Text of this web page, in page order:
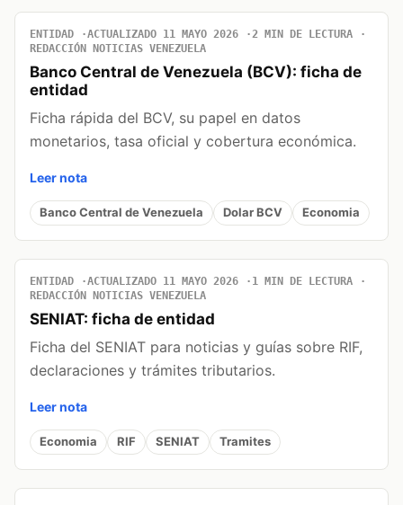
ENTIDAD ACTUALIZADO 11 MAYO 2026
2 MIN DE LECTURA
REDACCIÓN NOTICIAS VENEZUELA
Banco Central de Venezuela (BCV): ficha de
entidad
Ficha rápida del BCV, su papel en datos
monetarios, tasa oficial y cobertura económica.
Leer nota
Banco Central de Venezuela Dolar BCV Economia
ENTIDAD ACTUALIZADO 11 MAYO 2026
1 MIN DE LECTURA
REDACCIÓN NOTICIAS VENEZUELA
SENIAT: ficha de entidad
Ficha del SENIAT para noticias y guías sobre RIF,
declaraciones y trámites tributarios.
Leer nota
Economia RIF SENIAT Tramites